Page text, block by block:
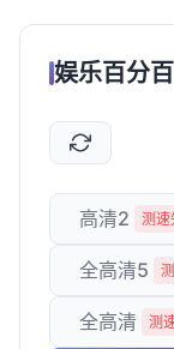
娱乐百分
高清2 测速
全高清5
全高清 测